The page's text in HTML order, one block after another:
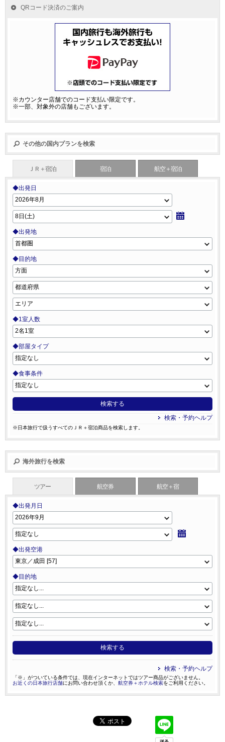
QRコード決済のご案内
※カウンター店舗でのコード支払い限定です。
※一部、対象外の店舗もございます。
その他の国内プランを検索
ＪＲ＋宿泊 宿泊 航空＋宿泊
◆出発日
◆出発地
◆目的地
◆1室人数
◆部屋タイプ
◆食事条件
検索する
検索・予約ヘルプ
※日本旅行で扱うすべてのＪＲ＋宿泊商品を検索します。
海外旅行を検索
ツアー 航空券 航空＋宿
◆出発月日
◆出発空港
◆目的地
検索する
検索・予約ヘルプ
「※」がついている条件では、現在インターネットではツアー商品がございません。
お近くの日本旅行店舗にお問い合わせ頂くか、 航空券＋ホテル検索をご利用ください。